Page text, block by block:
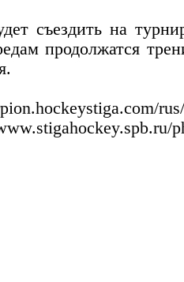
съездить на
продолжатся